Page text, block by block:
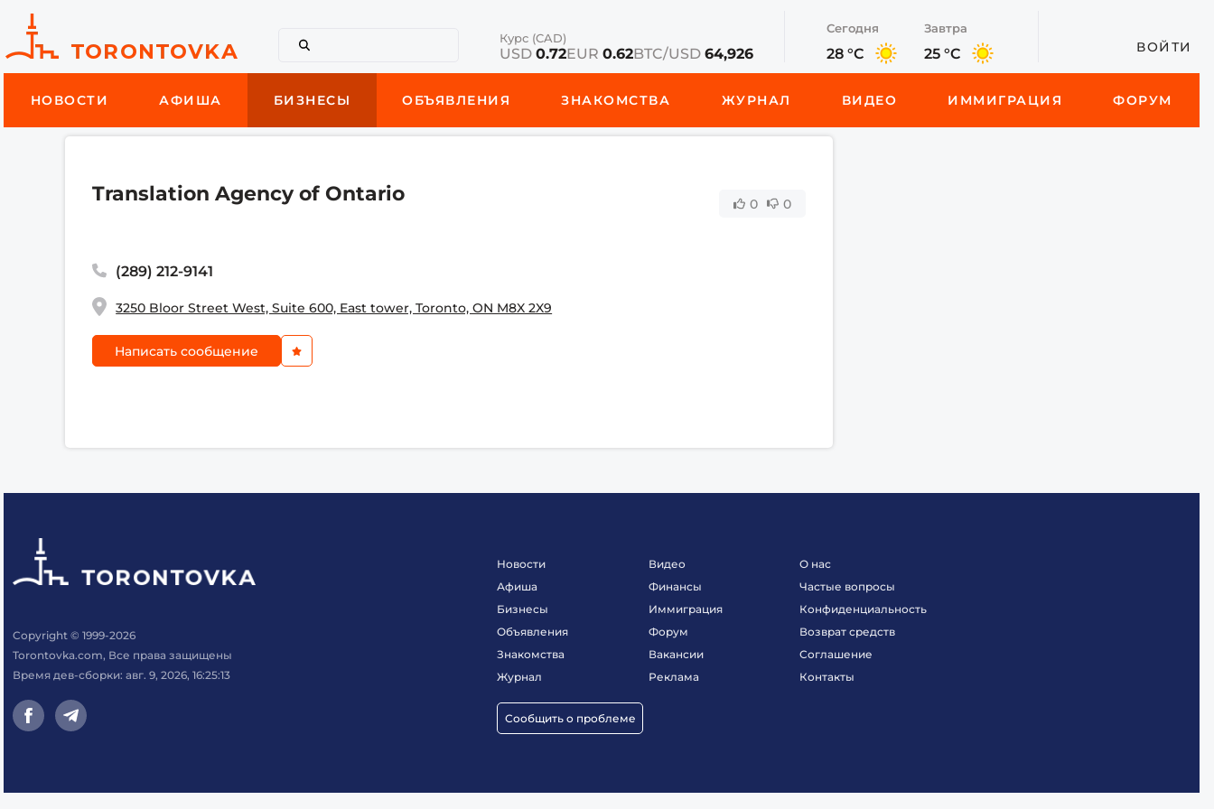
Курс (CAD)
USD0.72EUR0.62BTC/USD64,926
Сегодня
28 °C
Завтра
25 °C ВОЙТИ
НОВОСТИ АФИША БИЗНЕСЫ ОБЪЯВЛЕНИЯ ЗНАКОМСТВА ЖУРНАЛ ВИДЕО ИММИГРАЦИЯ ФОРУМ
Translation Agency of Ontario 0 0
(289) 212-9141
3250 Bloor Street West, Suite 600, East tower, Toronto, ON M8X 2X9
Написать сообщение
Copyright © 1999-2026
Torontovka.com, Все права защищены
Время дев-сборки: авг. 9, 2026, 16:25:13
Новости
Афиша
Бизнесы
Объявления
Знакомства
Журнал
Сообщить о проблеме
Видео
Финансы
Иммиграция
Форум
Вакансии
Реклама
О нас
Частые вопросы
Конфиденциальность
Возврат средств
Соглашение
Контакты